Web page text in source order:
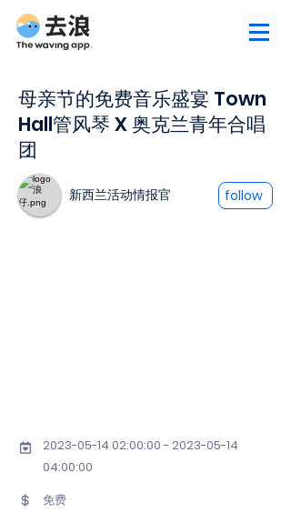
母亲节的免费音乐盛宴 Town
Hall管风琴 X 奥克兰青年合唱
团
新西兰活动情报官 follow
2023-05-14 02:00:00 - 2023-05-14
04:00:00
免费